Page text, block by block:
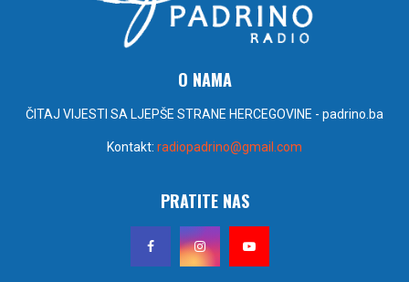
O NAMA
ČITAJ VIJESTI SA LJEPŠE STRANE HERCEGOVINE - padrino.ba
Kontakt: radiopadrino@gmail.com
PRATITE NAS